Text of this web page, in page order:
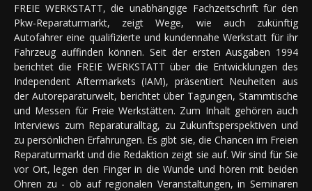
FREIE WERKSTATT, die unabhängige Fachzeitschrift für den
Pkw-Reparaturmarkt, zeigt Wege, wie auch zukünftig
Autofahrer eine qualifizierte und kundennahe Werkstatt für ihr
Fahrzeug auffinden können. Seit der ersten Ausgaben 1994
berichtet die FREIE WERKSTATT über die Entwicklungen des
Independent Aftermarkets (IAM), präsentiert Neuheiten aus
der Autoreparaturwelt, berichtet über Tagungen, Stammtische
und Messen für Freie Werkstätten. Zum Inhalt gehören auch
Interviews zum Reparaturalltag, zu Zukunftsperspektiven und
zu persönlichen Erfahrungen. Es gibt sie, die Chancen im Freien
Reparaturmarkt und die Redaktion zeigt sie auf. Wir sind für Sie
vor Ort, legen den Finger in die Wunde und hören mit beiden
Ohren zu - ob auf regionalen Veranstaltungen, in Seminaren